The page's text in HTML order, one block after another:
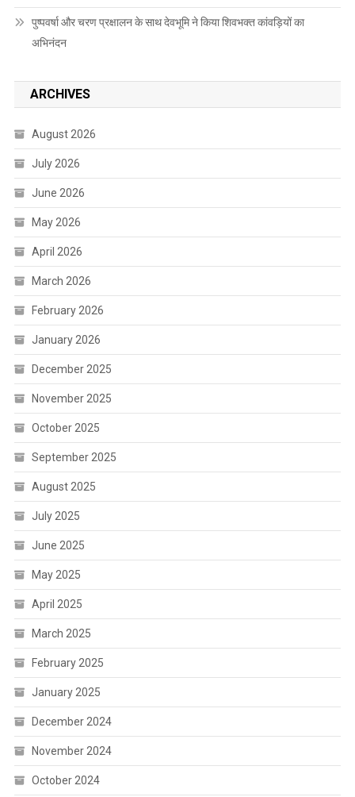
पुष्पवर्षा और चरण प्रक्षालन के साथ देवभूमि ने किया शिवभक्त कांवड़ियों का
अभिनंदन
ARCHIVES
August 2026
July 2026
June 2026
May 2026
April 2026
March 2026
February 2026
January 2026
December 2025
November 2025
October 2025
September 2025
August 2025
July 2025
June 2025
May 2025
April 2025
March 2025
February 2025
January 2025
December 2024
November 2024
October 2024